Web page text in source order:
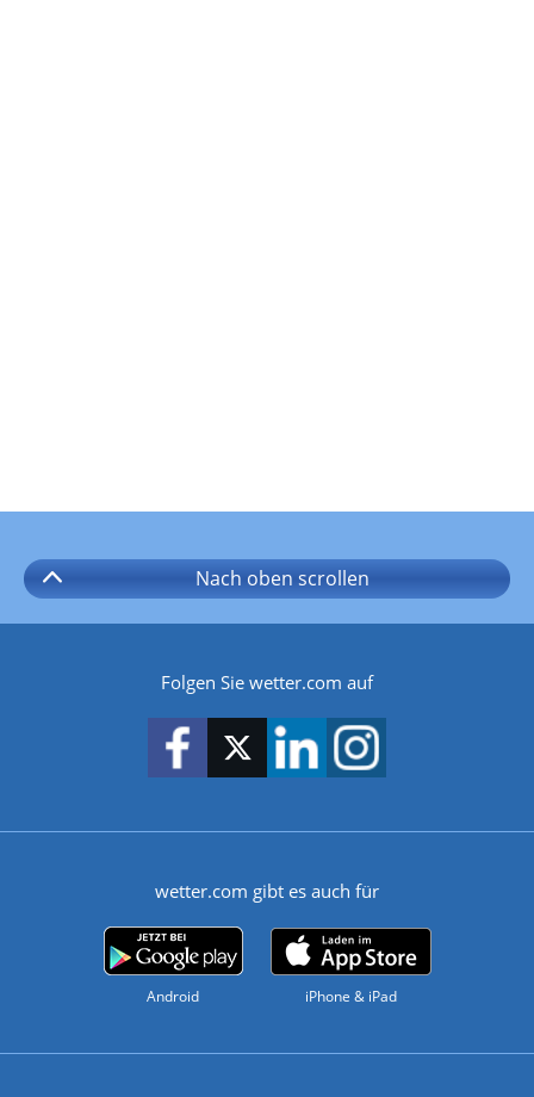
Nach oben scrollen
Folgen Sie wetter.com auf
wetter.com gibt es auch für
Android iPhone & iPad